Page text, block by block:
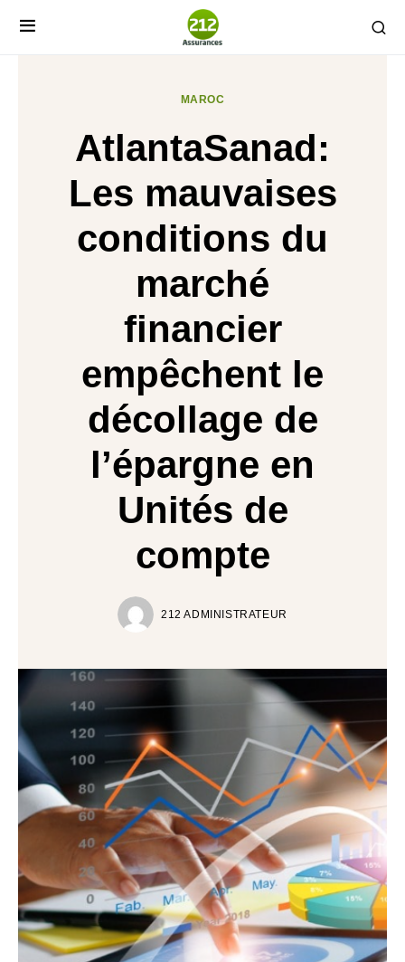
MAROC
AtlantaSanad:
Les mauvaises
conditions du
marché
financier
empêchent le
décollage de
l’épargne en
Unités de
compte
212 ADMINISTRATEUR